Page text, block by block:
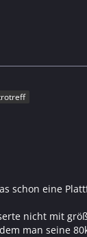
schon eine
nicht mit
man seine